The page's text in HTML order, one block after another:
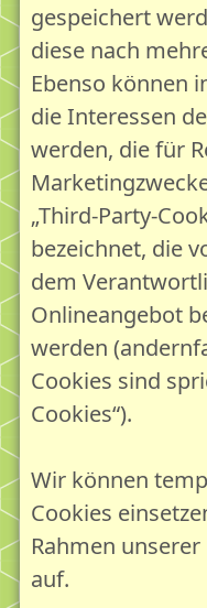
gespeichert
diese nach
Ebenso können
die Interessen
werden, die für
„Third-Party-
bezeichnet, die
dem
Onlineangebot
werden
Cookies sind
Cookies“).
Wir können
Cookies
Rahmen
auf.